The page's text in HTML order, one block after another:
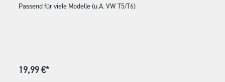
Passend für viele Modelle (u.A. VW T5/T6)
19,99 €*